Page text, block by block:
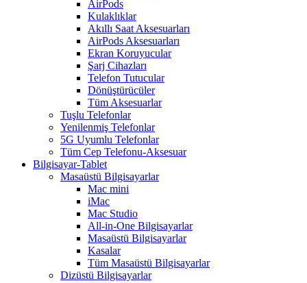
AirPods
Kulaklıklar
Akıllı Saat Aksesuarları
AirPods Aksesuarları
Ekran Koruyucular
Şarj Cihazları
Telefon Tutucular
Dönüştürücüler
Tüm Aksesuarlar
Tuşlu Telefonlar
Yenilenmiş Telefonlar
5G Uyumlu Telefonlar
Tüm Cep Telefonu-Aksesuar
Bilgisayar-Tablet
Masaüstü Bilgisayarlar
Mac mini
iMac
Mac Studio
All-in-One Bilgisayarlar
Masaüstü Bilgisayarlar
Kasalar
Tüm Masaüstü Bilgisayarlar
Dizüstü Bilgisayarlar